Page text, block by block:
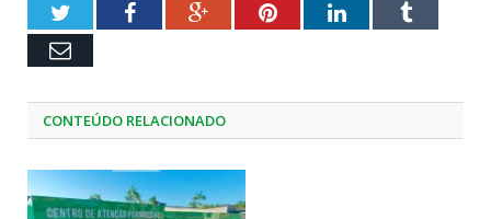
TwitterFacebookGoogle+PinterestLinkedInTumblr
Email
CONTEÚDO RELACIONADO